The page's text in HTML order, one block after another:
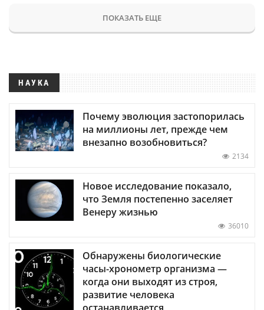
ПОКАЗАТЬ ЕЩЕ
НАУКА
Почему эволюция застопорилась
на миллионы лет, прежде чем
внезапно возобновиться?
2134
Новое исследование показало,
что Земля постепенно заселяет
Венеру жизнью
36010
Обнаружены биологические
часы-хронометр организма —
когда они выходят из строя,
развитие человека